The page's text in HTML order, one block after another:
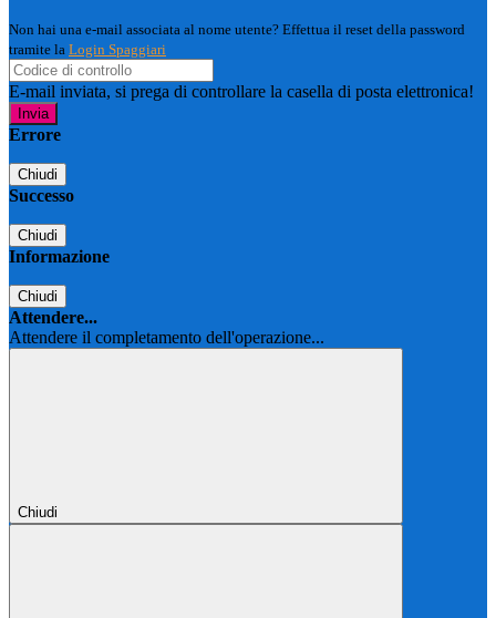
Non hai una e-mail associata al nome utente? Effettua il reset della password
tramite la Login Spaggiari
E-mail inviata, si prega di controllare la casella di posta elettronica!
Errore
Chiudi
Successo
Chiudi
Informazione
Chiudi
Attendere...
Attendere il completamento dell'operazione...
Chiudi